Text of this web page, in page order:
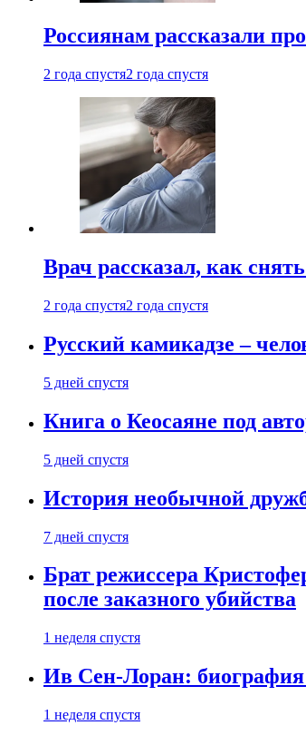
Россиянам рассказали
2 года спустя2 года спустя
Врач рассказал, как
2 года спустя2 года спустя
Русский камикадзе –
5 дней спустя
Книга о Кеосаяне под
5 дней спустя
История необычной
7 дней спустя
Брат режиссера
после заказного убийства
1 неделя спустя
Ив Сен-Лоран:
1 неделя спустя